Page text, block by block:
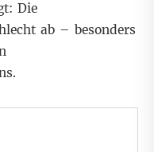
Die
ab – besonders